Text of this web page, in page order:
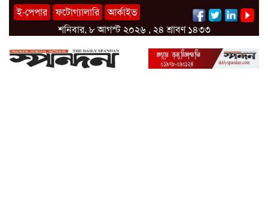
ই-পেপার ফটোগ্যালারি
আর্কাইভ
শনিবার, ৮ আগস্ট ২০২৬ , ২৪ শ্রাবণ ১৪৩৩